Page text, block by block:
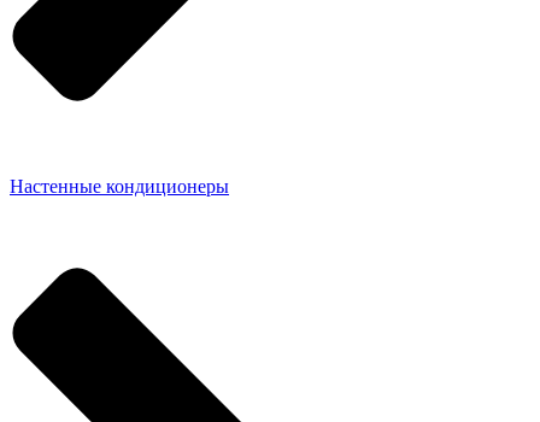
Настенные кондиционеры